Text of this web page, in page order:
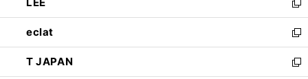
で
開
く
ド
ウ
で
開
く
ィ
ン
ド
ウ
で
開
い
ウ
ィ
ン
ド
新
し
い
ウ
ィ
eclat
新
し
い
T JAPAN
新